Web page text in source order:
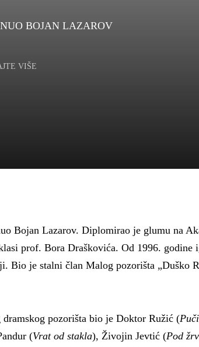
BOJAN LAZAROV
VIŠE
Bojan Lazarov. Diplomirao je glumu na
prof. Bora Draškovića. Od 1996. godine
Bio je stalni član Malog pozorišta „Duško
dramskog pozorišta bio je Doktor Ružić (
(Vrat od stakla), Živojin Jevtić (Pod